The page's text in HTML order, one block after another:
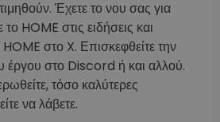
Έχετε το νου σας για
HOME στις ειδήσεις και
στο X. Επισκεφθείτε την
έργου στο Discord ή και αλλού.
τόσο καλύτερες
να λάβετε.